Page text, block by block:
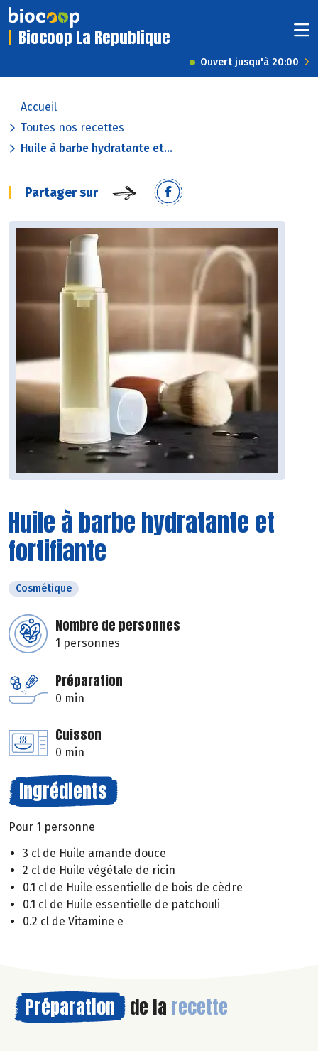
Biocoop La Republique
Ouvert jusqu'à 20:00
Accueil
Toutes nos recettes
Huile à barbe hydratante et...
Partager sur
Huile à barbe hydratante et
fortifiante
Cosmétique
Nombre de personnes
1 personnes
Préparation
0 min
Cuisson
0 min
Ingrédients
Pour 1 personne
3 cl de Huile amande douce
2 cl de Huile végétale de ricin
0.1 cl de Huile essentielle de bois de cèdre
0.1 cl de Huile essentielle de patchouli
0.2 cl de Vitamine e
Préparation de la recette